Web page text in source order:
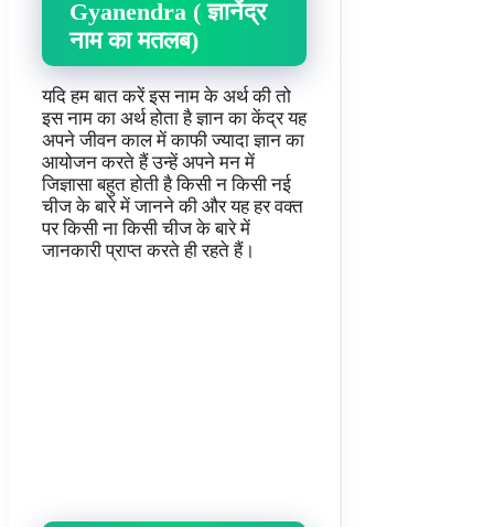
Gyanendra (ज्ञानेंद्र
नाम का मतलब)
यदि हम बात करें इस नाम के अर्थ की तो
इस नाम का अर्थ होता है ज्ञान का केंद्र यह
अपने जीवन काल में काफी ज्यादा ज्ञान का
आयोजन करते हैं उन्हें अपने मन में
जिज्ञासा बहुत होती है किसी न किसी नई
चीज के बारे में जानने की और यह हर वक्त
पर किसी ना किसी चीज के बारे में
जानकारी प्राप्त करते ही रहते हैं।